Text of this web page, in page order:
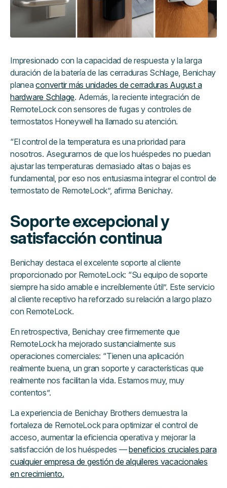
Impresionado con la capacidad de respuesta y la larga
duración de la batería de las cerraduras Schlage, Benichay
planeaconvertir más unidades de cerraduras August a
hardware Schlage. Además, la reciente integración de
RemoteLock con sensores de fugas y controles de
termostatos Honeywell ha llamado su atención.
“El control de la temperatura es una prioridad para
nosotros. Asegurarnos de que los huéspedes no puedan
ajustar las temperaturas demasiado altas o bajas es
fundamental, por eso nos entusiasma integrar el control de
termostato de RemoteLock”, afirma Benichay.
Soporte excepcional y
satisfacción continua
Benichay destaca el excelente soporte al cliente
proporcionado por RemoteLock: “Su equipo de soporte
siempre ha sido amable e increíblemente útil”. Este servicio
al cliente receptivo ha reforzado su relación a largo plazo
con RemoteLock.
En retrospectiva, Benichay cree firmemente que
RemoteLock ha mejorado sustancialmente sus
operaciones comerciales: “Tienen una aplicación
realmente buena, un gran soporte y características que
realmente nos facilitan la vida. Estamos muy, muy
contentos”.
La experiencia de Benichay Brothers demuestra la
fortaleza de RemoteLock para optimizar el control de
acceso, aumentar la eficiencia operativa y mejorar la
satisfacción de los huéspedes —beneficios cruciales para
cualquier empresa de gestión de alquileres vacacionales
en crecimiento.